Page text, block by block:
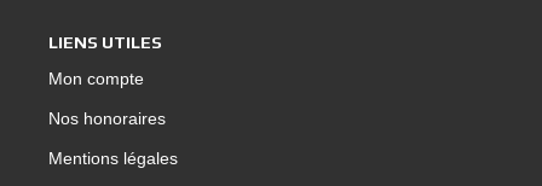
LIENS UTILES
Mon compte
Nos honoraires
Mentions légales